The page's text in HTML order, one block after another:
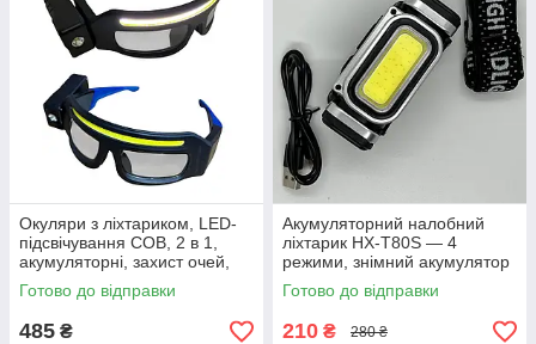
Окуляри з ліхтариком, LED-
підсвічування COB, 2 в 1,
акумуляторні, захист очей,
для ремонту, гаража та
автомобіля, 5 режимів
Готово до відправки
485 ₴
Акумуляторний налобний
ліхтарик HX-T80S — 4
режими, знімний акумулятор
18650, магніт, зарядка Type-C
і датчик руху
Готово до відправки
210 ₴ 280 ₴